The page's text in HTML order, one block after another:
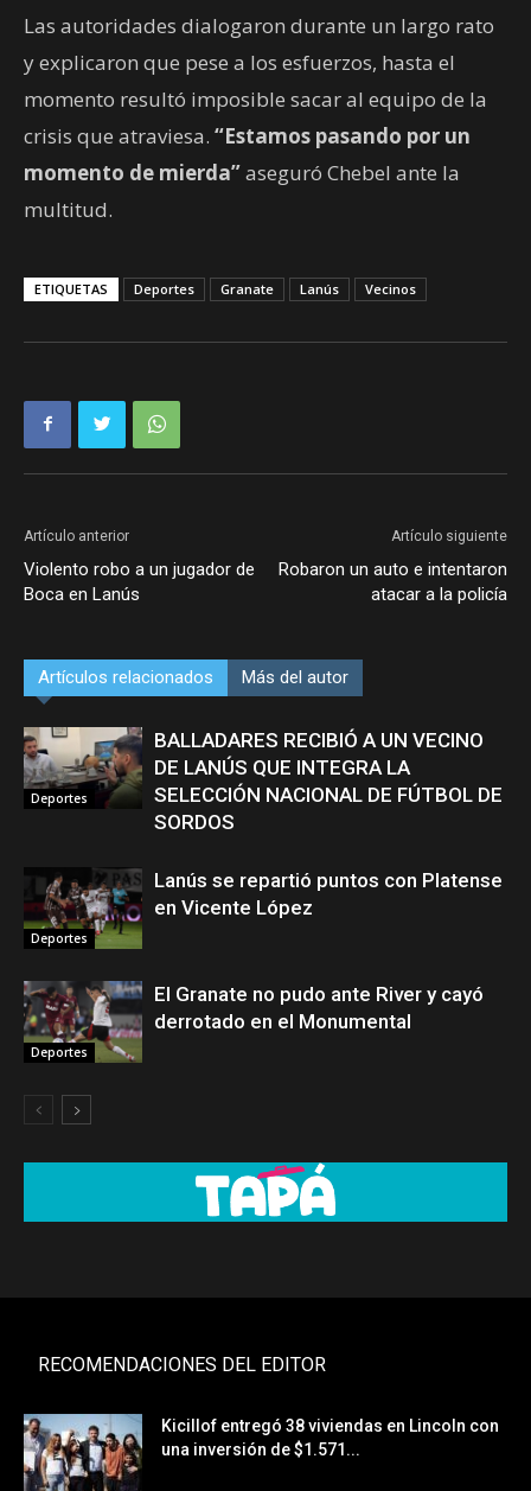
Las autoridades dialogaron durante un largo rato
y explicaron que pese a los esfuerzos, hasta el
momento resultó imposible sacar al equipo de la
crisis que atraviesa. “Estamos pasando por un
momento de mierda”aseguró Chebel ante la
multitud.
ETIQUETAS Deportes Granate Lanús Vecinos
Artículo anterior
Violento robo a un jugador de
Boca en Lanús
Artículo siguiente
Robaron un auto e intentaron
atacar a la policía
Artículos relacionados Más del autor
Deportes
BALLADARES RECIBIÓ A UN VECINO
DE LANÚS QUE INTEGRA LA
SELECCIÓN NACIONAL DE FÚTBOL DE
SORDOS
Deportes
Lanús se repartió puntos con Platense
en Vicente López
Deportes
El Granate no pudo ante River y cayó
derrotado en el Monumental
RECOMENDACIONES DEL EDITOR
Kicillof entregó 38 viviendas en Lincoln con
una inversión de $1.571...